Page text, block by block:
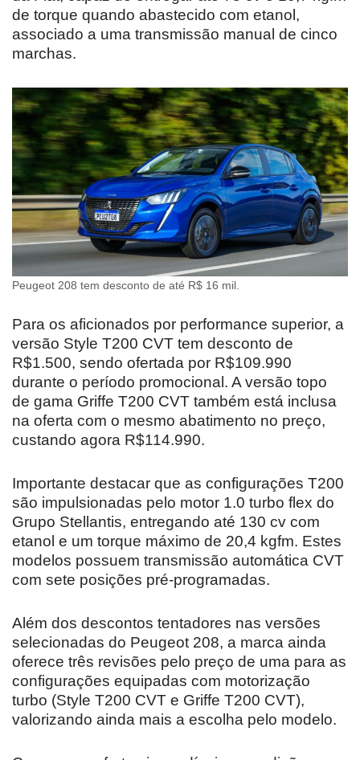
de torque quando abastecido com etanol,
associado a uma transmissão manual de cinco
marchas.
Peugeot 208 tem desconto de até R$ 16 mil.
Para os aficionados por performance superior, a
versão Style T200 CVT tem desconto de
R$1.500, sendo ofertada por R$109.990
durante o período promocional. A versão topo
de gama Griffe T200 CVT também está inclusa
na oferta com o mesmo abatimento no preço,
custando agora R$114.990.
Importante destacar que as configurações T200
são impulsionadas pelo motor 1.0 turbo flex do
Grupo Stellantis, entregando até 130 cv com
etanol e um torque máximo de 20,4 kgfm. Estes
modelos possuem transmissão automática CVT
com sete posições pré-programadas.
Além dos descontos tentadores nas versões
selecionadas do Peugeot 208, a marca ainda
oferece três revisões pelo preço de uma para as
configurações equipadas com motorização
turbo (Style T200 CVT e Griffe T200 CVT),
valorizando ainda mais a escolha pelo modelo.